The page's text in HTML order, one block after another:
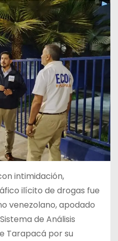
intimidación,
ilícito de drogas fue
venezolano, apodado
de Análisis
Tarapacá por su